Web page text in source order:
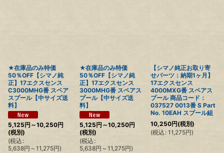
★在庫品のみ特価
50％OFF【シマノ純
正】17エクスセンス
C3000MHG番 スペア
スプール【中サイズ送
料】
5,125円 ～10,250円
(税別)
(税込 :
5,638円 ～11,275円)
★在庫品のみ特価
50％OFF【シマノ純
正】17エクスセンス
3000MHG番 スペアス
プール【中サイズ送
料】
5,125円 ～10,250円
(税別)
(税込 :
5,638円 ～11,275円)
【シマノ純正お取り寄
せパーツ：納期1ヶ月】
17エクスセンス
4000MXG番 スペアス
プール 商品コード：
037527 0013番 S Part
No. 10EAH スプール組
10,250円(税別)
(税込 : 11,275円)